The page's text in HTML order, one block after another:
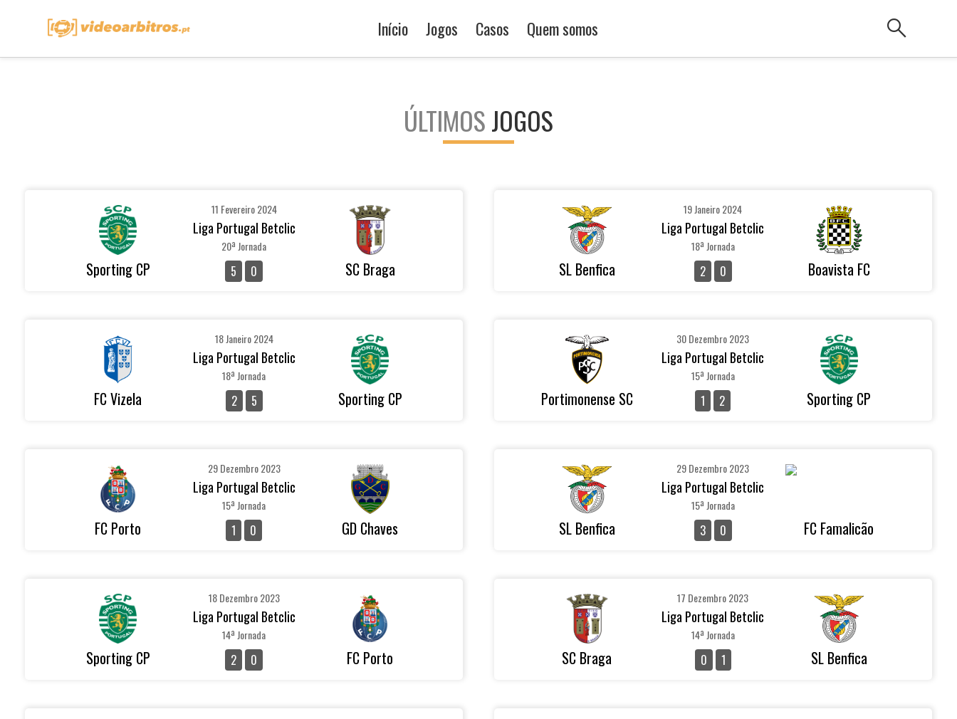
Início Jogos Casos Quem somos search
ÚLTIMOSJOGOS
Sporting CP
11 Fevereiro 2024
Liga Portugal Betclic
20ª Jornada
5 0 SC Braga SL Benfica
19 Janeiro 2024
Liga Portugal Betclic
18ª Jornada
2 0 Boavista FC
FC Vizela
18 Janeiro 2024
Liga Portugal Betclic
18ª Jornada
2 5 Sporting CP Portimonense SC
30 Dezembro 2023
Liga Portugal Betclic
15ª Jornada
1 2 Sporting CP
FC Porto
29 Dezembro 2023
Liga Portugal Betclic
15ª Jornada
1 0 GD Chaves SL Benfica
29 Dezembro 2023
Liga Portugal Betclic
15ª Jornada
3 0 FC Famalicão
Sporting CP
18 Dezembro 2023
Liga Portugal Betclic
14ª Jornada
2 0 FC Porto SC Braga
17 Dezembro 2023
Liga Portugal Betclic
14ª Jornada
0 1 SL Benfica